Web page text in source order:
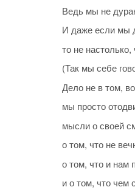
Ведь мы не
И даже если мы
то не
(Так мы себе
Дело не в том,
мы просто
мысли о своей
о том, что не
о том, что и нам
и о том, что чем